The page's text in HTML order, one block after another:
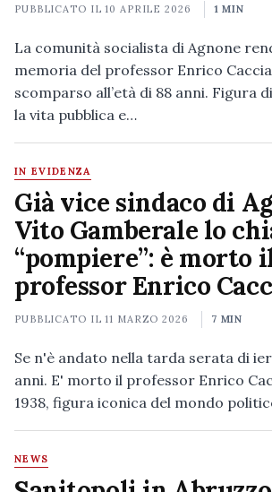
PUBBLICATO IL10 APRILE 2026 1 MIN
La comunità socialista di Agnone
memoria del professor Enrico
scomparso all’età di 88 anni. Figura
la vita pubblica e…
IN EVIDENZA
Già vice sindaco di
Vito Gamberale lo
“pompiere”: è morto
professor Enrico
PUBBLICATO IL11 MARZO 2026 7 MIN
Se n'è andato nella tarda serata di
anni. E' morto il professor Enrico
1938, figura iconica del mondo
NEWS